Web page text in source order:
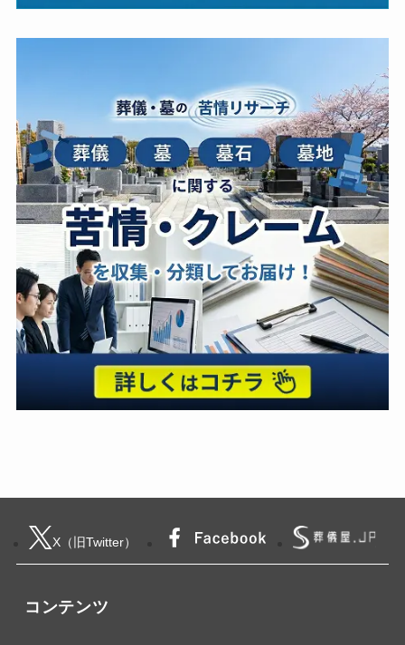
X（旧Twitter）
コンテンツ